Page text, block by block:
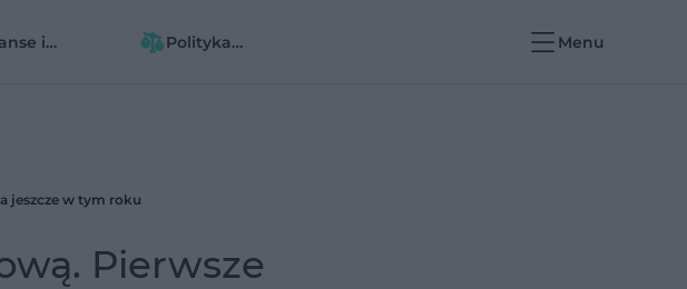
i
Polityka
Menu
jeszcze w tym roku
Pierwsze